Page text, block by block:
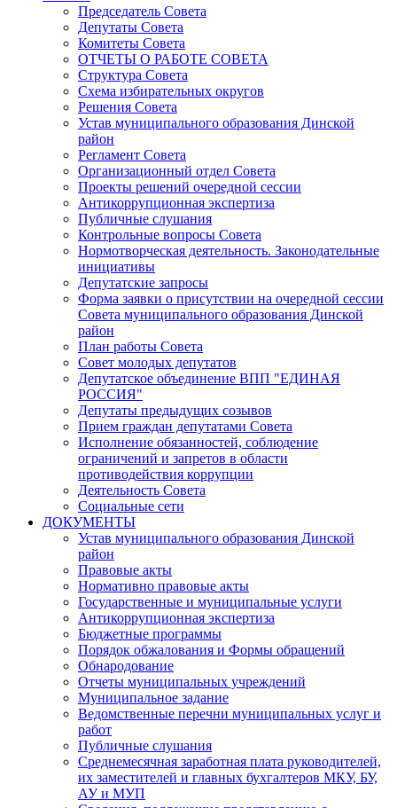
Председатель Совета
Депутаты Совета
Комитеты Совета
ОТЧЕТЫ О РАБОТЕ СОВЕТА
Структура Совета
Схема избирательных округов
Решения Совета
Устав муниципального образования Динской
район
Регламент Совета
Организационный отдел Совета
Проекты решений очередной сессии
Антикоррупционная экспертиза
Публичные слушания
Контрольные вопросы Совета
Нормотворческая деятельность. Законодательные
инициативы
Депутатские запросы
Форма заявки о присутствии на очередной сессии
Совета муниципального образования Динской
район
План работы Совета
Совет молодых депутатов
Депутатское объединение ВПП "ЕДИНАЯ
РОССИЯ"
Депутаты предыдущих созывов
Прием граждан депутатами Совета
Исполнение обязанностей, соблюдение
ограничений и запретов в области
противодействия коррупции
Деятельность Совета
Социальные сети
ДОКУМЕНТЫ
Устав муниципального образования Динской
район
Правовые акты
Нормативно правовые акты
Государственные и муниципальные услуги
Антикоррупционная экспертиза
Бюджетные программы
Порядок обжалования и Формы обращений
Обнародование
Отчеты муниципальных учреждений
Муниципальное задание
Ведомственные перечни муниципальных услуг и
работ
Публичные слушания
Среднемесячная заработная плата руководителей,
их заместителей и главных бухгалтеров МКУ, БУ,
АУ и МУП